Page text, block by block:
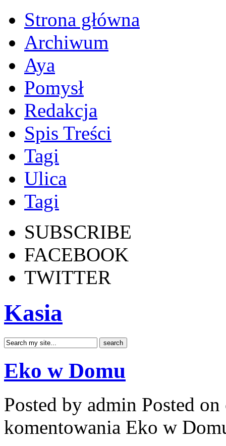
Strona główna
Archiwum
Aya
Pomysł
Redakcja
Spis Treści
Tagi
Ulica
Tagi
SUBSCRIBE
FACEBOOK
TWITTER
Kasia
Eko w Domu
Posted by admin Posted
komentowania Eko w